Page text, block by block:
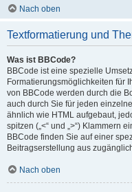
Nach oben
Textformatierung und
Was ist BBCode?
BBCode ist eine spezielle
Formatierungsmöglichkeiten für
von BBCode werden durch die
auch durch Sie für jeden
ähnlich wie HTML aufgebaut,
spitzen („<“ und „>“) Klammern
BBCode finden Sie auf einer
Beitragserstellung aus
Nach oben